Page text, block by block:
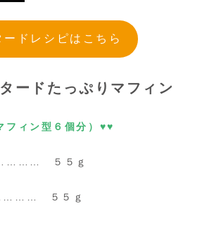
ードレシピはこちら
ードたっぷりマフィン
フィン型６個分）♥♥
………… ５５ｇ
５５ｇ